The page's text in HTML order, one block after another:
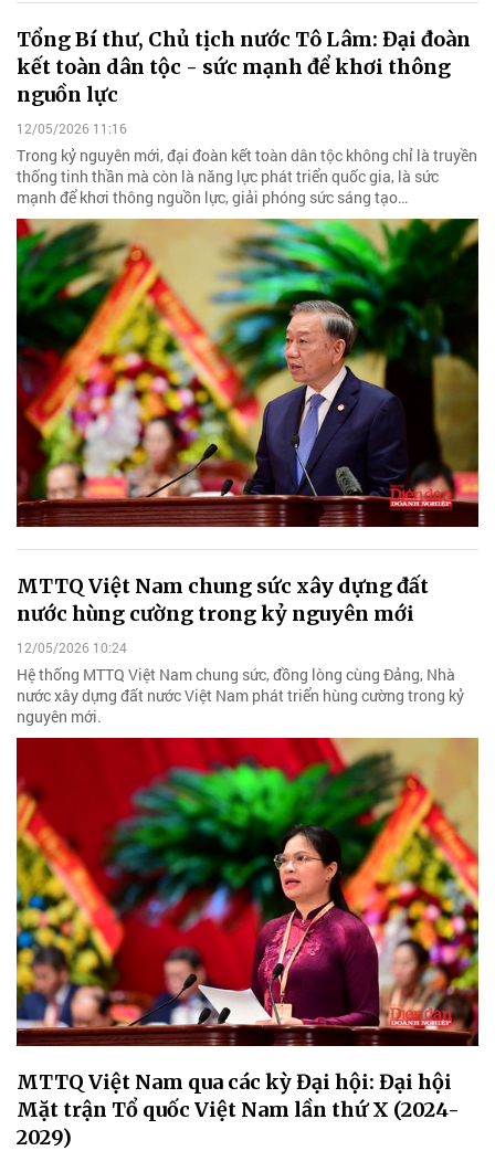
Tổng Bí thư, Chủ tịch nước Tô Lâm: Đại đoàn
kết toàn dân tộc - sức mạnh để khơi thông
nguồn lực
12/05/2026 11:16
Trong kỷ nguyên mới, đại đoàn kết toàn dân tộc không chỉ là truyền
thống tinh thần mà còn là năng lực phát triển quốc gia, là sức
mạnh để khơi thông nguồn lực, giải phóng sức sáng tạo…
MTTQ Việt Nam chung sức xây dựng đất
nước hùng cường trong kỷ nguyên mới
12/05/2026 10:24
Hệ thống MTTQ Việt Nam chung sức, đồng lòng cùng Đảng, Nhà
nước xây dựng đất nước Việt Nam phát triển hùng cường trong kỷ
nguyên mới.
MTTQ Việt Nam qua các kỳ Đại hội: Đại hội
Mặt trận Tổ quốc Việt Nam lần thứ X (2024-
2029)